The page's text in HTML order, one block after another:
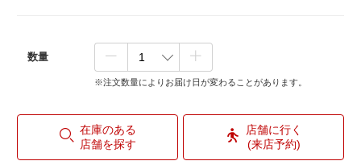
数量
※注文数量によりお届け日が変わることがあります。
在庫のある
店舗を探す
店舗に行く
(来店予約)